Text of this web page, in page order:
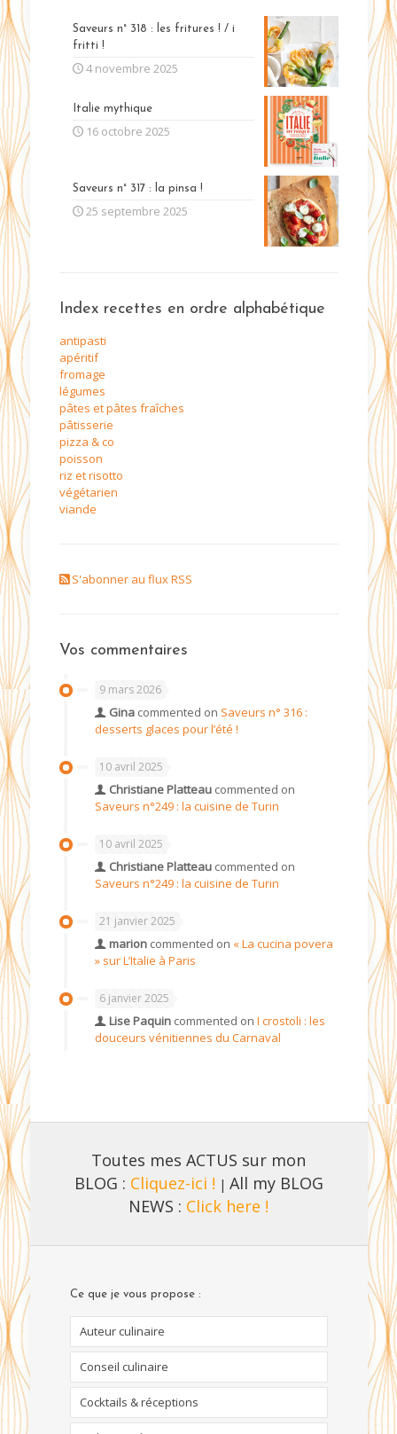
Saveurs n° 318 : les fritures ! / i
fritti !
4 novembre 2025
Italie mythique
16 octobre 2025
Saveurs n° 317 : la pinsa !
25 septembre 2025
Index recettes en ordre alphabétique
antipasti
apéritif
fromage
légumes
pâtes et pâtes fraîches
pâtisserie
pizza & co
poisson
riz et risotto
végétarien
viande
S'abonner au flux RSS
Vos commentaires
9 mars 2026
Ginacommented on Saveurs n° 316 :
desserts glaces pour l’été !
10 avril 2025
Christiane Platteaucommented on
Saveurs n°249 : la cuisine de Turin
10 avril 2025
Christiane Platteaucommented on
Saveurs n°249 : la cuisine de Turin
21 janvier 2025
marioncommented on « La cucina povera
» sur L’Italie à Paris
6 janvier 2025
Lise Paquincommented on I crostoli : les
douceurs vénitiennes du Carnaval
Toutes mes ACTUS sur mon
BLOG : Cliquez-ici ! | All my BLOG
NEWS : Click here !
Ce que je vous propose :
Auteur culinaire
Conseil culinaire
Cocktails & réceptions